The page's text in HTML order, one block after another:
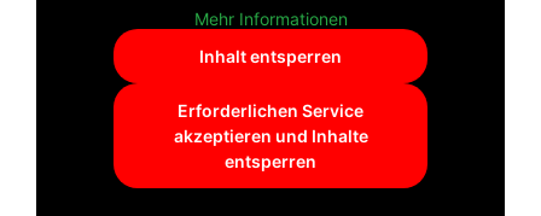
Mehr Informationen
Inhalt entsperren
Erforderlichen Service
akzeptieren und Inhalte
entsperren